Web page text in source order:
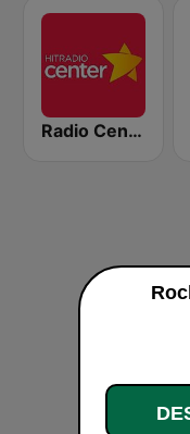
Radio Center 103.7 FM